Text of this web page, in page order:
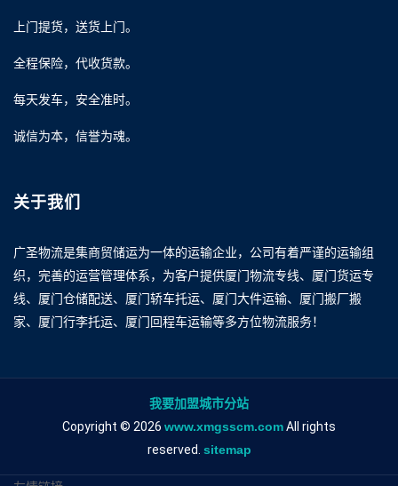
上门提货，送货上门。
全程保险，代收货款。
每天发车，安全准时。
诚信为本，信誉为魂。
关于我们
广圣物流是集商贸储运为一体的运输企业，公司有着严谨的运输组
织，完善的运营管理体系，为客户提供厦门物流专线、厦门货运专
线、厦门仓储配送、厦门轿车托运、厦门大件运输、厦门搬厂搬
家、厦门行李托运、厦门回程车运输等多方位物流服务！
我要加盟城市分站
Copyright © 2026 www.xmgsscm.comAll rights
reserved. sitemap